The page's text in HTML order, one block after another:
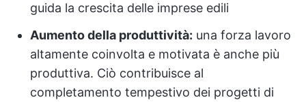
guida la crescita delle imprese edili
Aumento della produttività: una forza lavoro
altamente coinvolta e motivata è anche più
produttiva. Ciò contribuisce al
completamento tempestivo dei progetti di